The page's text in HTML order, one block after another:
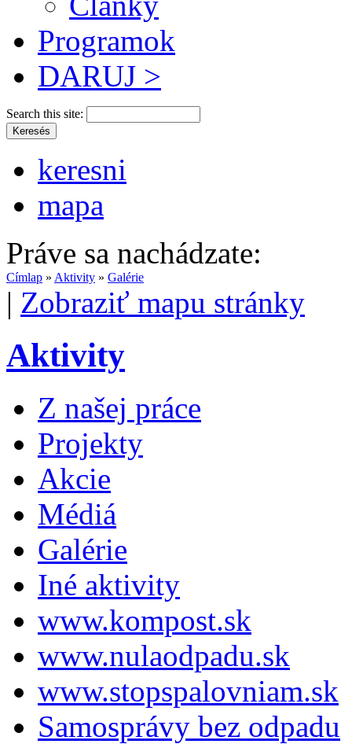
Programok
DARUJ >
Search this site:
keresni
mapa
Práve sa nachádzate:
Címlap » Aktivity » Galérie
| Zobraziť mapu stránky
Aktivity
Z našej práce
Projekty
Akcie
Médiá
Galérie
Iné aktivity
www.kompost.sk
www.nulaodpadu.sk
www.stopspalovniam.sk
Samosprávy bez odpadu